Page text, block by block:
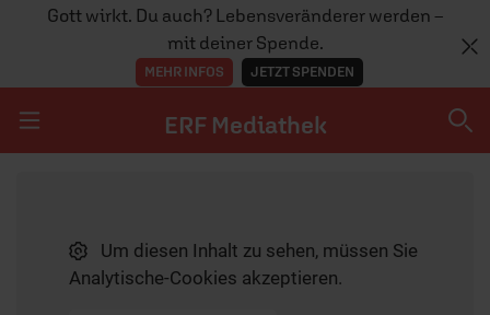
Gott wirkt. Du auch? Lebensveränderer werden –
mit deiner Spende.
MEHR INFOS JETZT SPENDEN
ERF Mediathek
SENDUNGEN A-ZUm diesen Inhalt zu sehen, müssen Sie
Analytische-Cookies akzeptieren.